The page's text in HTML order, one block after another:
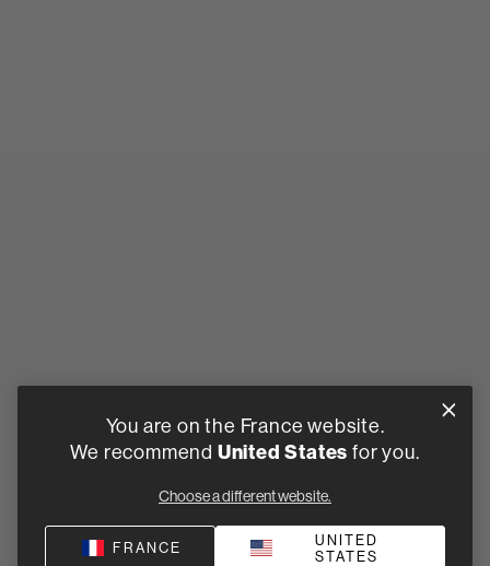
You are on the France website.
We recommend United States for you.
Choose a different website.
FRANCE
UNITED
STATES